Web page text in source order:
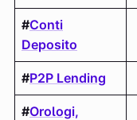
#Conti
Deposito
#P2P Lending
#Orologi,